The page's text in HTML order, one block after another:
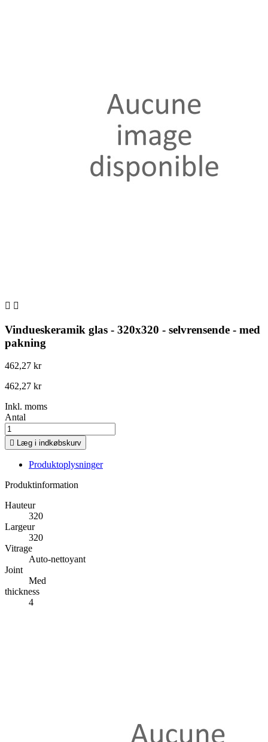
 
Vindueskeramik glas - 320x320 - selvrensende - med
pakning
462,27 kr
462,27 kr
Inkl. moms
Antal
 Læg i indkøbskurv
Produktoplysninger
Produktinformation
Hauteur
320
Largeur
320
Vitrage
Auto-nettoyant
Joint
Med
thickness
4